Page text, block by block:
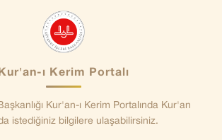
Kur'an-ı Kerim Portalı
Kur'an-ı Kerim Portalında Kur'an
istediğiniz bilgilere ulaşabilirsiniz.